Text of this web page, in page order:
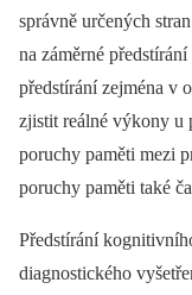
správně určených
na záměrné
předstírání zejména v
zjistit reálné výkony u
poruchy paměti mezi
poruchy paměti také
Předstírání
dia­gnostického